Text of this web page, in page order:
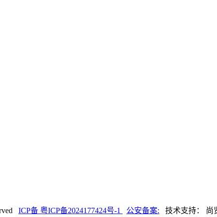
ICP备 粤ICP备2024177424号-1 公安备案: 技术支持： 尚